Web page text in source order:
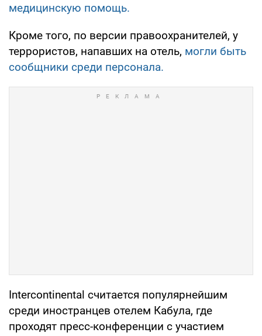
медицинскую помощь.
Кроме того, по версии правоохранителей, у
террористов, напавших на отель, могли быть
сообщники среди персонала.
Intercontinental считается популярнейшим
среди иностранцев отелем Кабула, где
проходят пресс-конференции с участием